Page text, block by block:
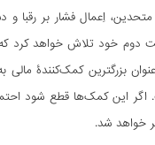
اِعمال فشار بر رقبا و
دوم خود تلاش خواهد کرد
اگر این کمک­‌ها قطع شود
خواهد شد.